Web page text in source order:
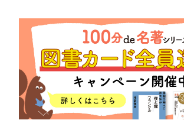
教養 NHK出版新
NHKブックス
作品 その他